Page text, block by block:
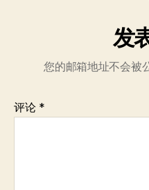
发
您的邮箱地址不会被
评论 *